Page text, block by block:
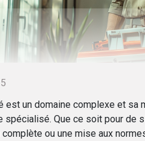
est un domaine complexe et sa
spécialisé. Que ce soit pour de
ou une mise aux